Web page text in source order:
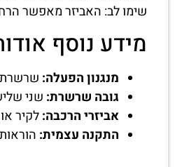
שימו לב: האביזר מאפשר הרחקה
מידע נוסף
מנגנון הפעלה: שרשרת
גובה שרשרת: שני שליש (2/3) לפחות – מגובה
אביזרי הרכבה:לקיר
התקנה עצמית: